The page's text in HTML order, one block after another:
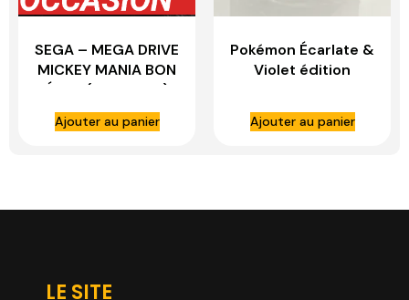
SEGA – MEGA DRIVE
MICKEY MANIA BON
ÉTAT (COMPLET)
Ajouter au panier
Pokémon Écarlate &
Violet édition
+ Figurine –
NINTENDO SWITCH
Ajouter au panier
LE SITE